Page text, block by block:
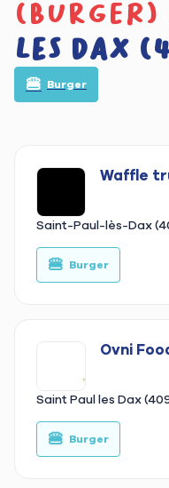
(burger)
Les Dax
🍔 Burger
Waffle
Saint-Paul-lès-Dax
🍔 Burger
Ovni
Saint Paul les Dax
🍔 Burger